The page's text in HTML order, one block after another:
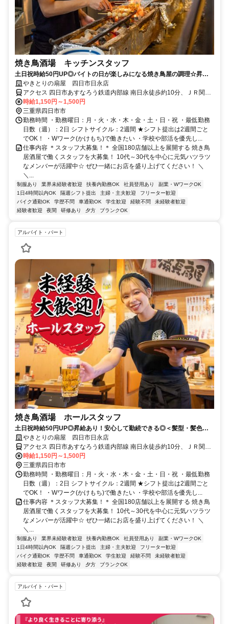
焼き鳥酒場 キッチンスタッフ
土日祝時給50円UP◎バイトの日が楽しみになる焼き鳥屋の調理☆昇給
あり！安心して勤続できる◎＜髪型・髪色自由＞週2日から勤務OK！バ
イトデビュー歓迎の居酒屋
やきとりの扇屋 四日市日永店
アクセス 四日市あすなろう鉄道内部線 南日永徒歩約10分、ＪＲ関西
本線 南四日市徒歩約11分、四日市あすなろう鉄道内部線 泊（三重
県）徒歩約12分 内部線 南日永駅：徒歩10分
時給1,150円～1,500円
三重県四日市市
勤務時間 ・勤務曜日：月・火・水・木・金・土・日・祝 ・最低勤務
日数（週）：2日 シフトサイクル：2週間 ★シフト提出は2週間ごと
でOK！ ・Wワーク(かけもち)で働きたい ・学校や部活を優先し...
仕事内容 ＊スタッフ大募集！＊ 全国180店舗以上を展開する 焼き鳥
居酒屋で働くスタッフを大募集！ 10代～30代を中心に元気ハツラツ
なメンバーが活躍中☆ ぜひ一緒にお店を盛り上げてください！ ＼
＼...
制服あり 業界未経験者歓迎 扶養内勤務OK 社員登用あり
副業・WワークOK
1日4時間以内OK
隔週シフト提出 主婦・主夫歓迎
フリーター歓迎
バイク通勤OK
学歴不問 車通勤OK 学生歓迎 経験不問
未経験者歓迎
経験者歓迎
夜間 研修あり 夕方 ブランクOK
アルバイト・パート
焼き鳥酒場 ホールスタッフ
土日祝時給50円UP◎昇給あり！安心して勤続できる◎＜髪型・髪色自
由＞週2日から勤務OK！バイトデビュー歓迎の居酒屋
やきとりの扇屋 四日市日永店
アクセス 四日市あすなろう鉄道内部線 南日永徒歩約10分、ＪＲ関西
本線 南四日市徒歩約11分、四日市あすなろう鉄道内部線 泊（三重
県）徒歩約12分 内部線 南日永駅：徒歩10分
時給1,150円～1,500円
三重県四日市市
勤務時間 ・勤務曜日：月・火・水・木・金・土・日・祝 ・最低勤務
日数（週）：2日 シフトサイクル：2週間 ★シフト提出は2週間ごと
でOK！ ・Wワーク(かけもち)で働きたい ・学校や部活を優先し...
仕事内容 ＊スタッフ大募集！＊ 全国180店舗以上を展開する 焼き鳥
居酒屋で働くスタッフを大募集！ 10代～30代を中心に元気ハツラツ
なメンバーが活躍中☆ ぜひ一緒にお店を盛り上げてください！ ＼
＼...
制服あり 業界未経験者歓迎 扶養内勤務OK 社員登用あり
副業・WワークOK
1日4時間以内OK
隔週シフト提出 主婦・主夫歓迎
フリーター歓迎
バイク通勤OK
学歴不問 車通勤OK 学生歓迎 経験不問
未経験者歓迎
経験者歓迎
夜間 研修あり 夕方 ブランクOK
アルバイト・パート